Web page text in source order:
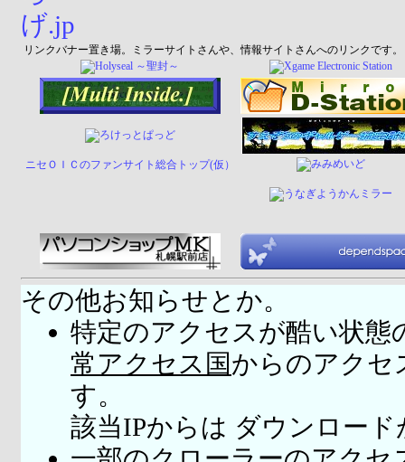
リンクバナー置き場。ミラーサイトさんや、情報サイトさんへのリンクです。
ニセＯＩＣのファンサイト総合トップ(仮）
その他お知らせとか。
特定のアクセスが酷い状態
常アクセス国からのアクセ
す。
該当IPからは ダウンロー